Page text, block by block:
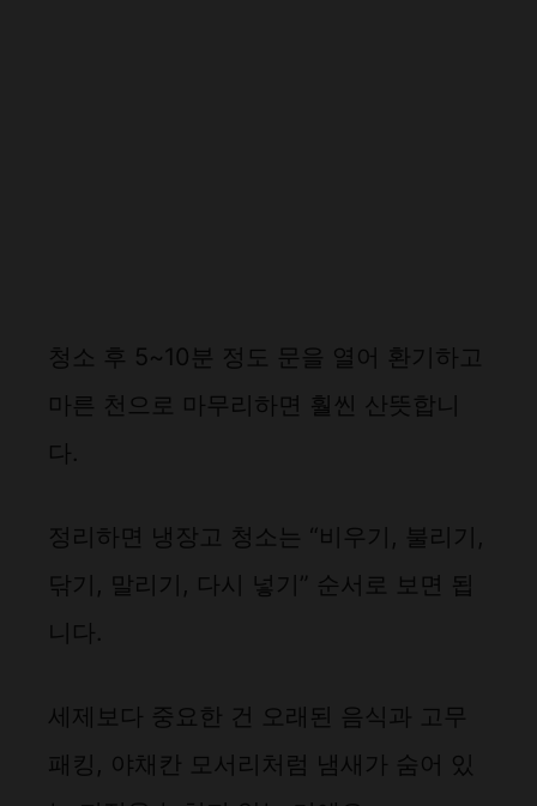
청소 후 5~10분 정도 문을 열어 환기하고
마른 천으로 마무리하면 훨씬 산뜻합니
다.
정리하면 냉장고 청소는 “비우기, 불리기,
닦기, 말리기, 다시 넣기” 순서로 보면 됩
니다.
세제보다 중요한 건 오래된 음식과 고무
패킹, 야채칸 모서리처럼 냄새가 숨어 있